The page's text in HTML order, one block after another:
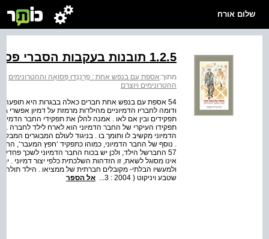
שלום אורח
1.2.5 תובנות בעקבות הסברי פסואה על ההטרונימים
מתוך:אספת עם בנפש אחת : פֶרְנַנְדוּ פְּסוֹאָה וההטרונימים
ההטרונימים ויוצרם
54 אספת עם בנפש אחת חברים כאלה בבגרות היא
ודומה לחבריו הדמיוניים מהילדות מרמזת על דמיון אפשרי
תפקידים ובין אם לאו . אמנה להלן את תפקידי החבר
תפקידו העיקרי של החבר הדמיוני הוא לארח לילד לחברה
. נוסף של החבר הדמיוני, כמוהו כתפקיד ‘חפץ המעבר‘,
57 החברשל הילד, ולכן יש בכוח החבר הדמיוני לשכך
אינו מסוגל לשאת, זו הזדהות השלכתית כלפי יצור דמיוני
שטבע ויניקוט ( 2004 : 3...
אל הספר